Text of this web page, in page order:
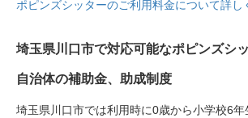
ポピンズシッターのご利用料金について詳し
埼玉県川口市で対応可能なポピンズシ
自治体の補助金、助成制度
埼玉県川口市では利用時に0歳から小学校6